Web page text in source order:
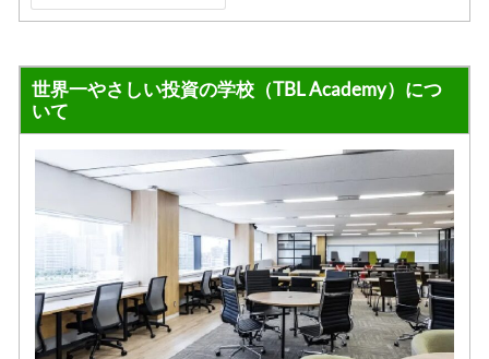
世界一やさしい投資の学校（TBL Academy）につ
いて